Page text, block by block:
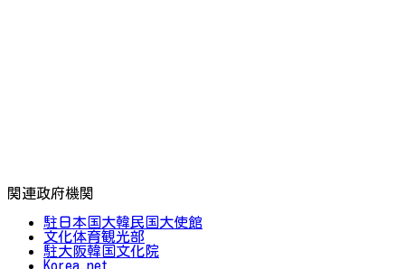
関連政府機関
駐日本国大韓民国大使館
文化体育観光部
駐大阪韓国文化院
Korea.net